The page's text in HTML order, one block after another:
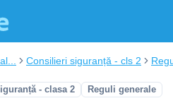
Consilieri siguranță - cls 2
- clasa 2 Reguli generale